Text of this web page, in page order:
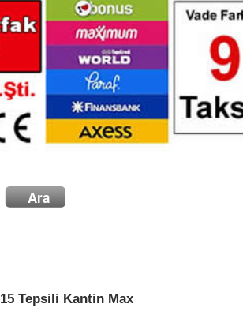
15 Tepsili Kantin Max